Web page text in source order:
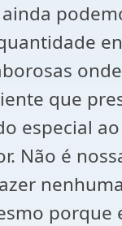
que
especial
Não é
porque